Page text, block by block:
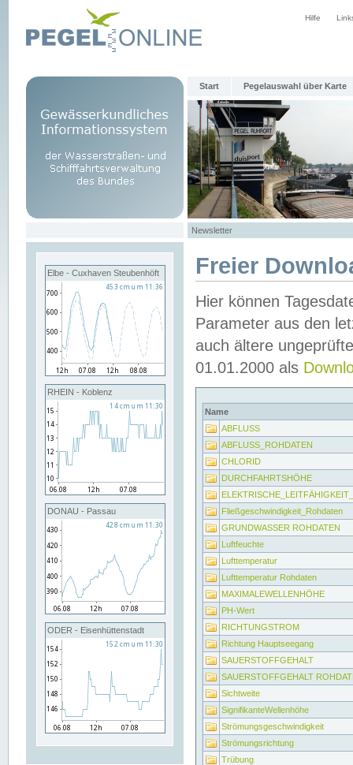
Hilfe
Start Pegelauswahl über Karte
Newsletter
Elbe - Cuxhaven Steubenhöft
RHEIN - Koblenz
DONAU - Passau
ODER - Eisenhüttenstadt
Freier
Hier können
Parameter aus den
auch ältere
01.01.2000 als
Name
ABFLUSS
ABFLUSS_ROHDATEN
CHLORID
DURCHFAHRTSHÖHE
Fließgeschwindigkeit_Rohdaten
GRUNDWASSER ROHDATEN
Luftfeuchte
Lufttemperatur
Lufttemperatur Rohdaten
MAXIMALEWELLENHÖHE
PH-Wert
RICHTUNGSTROM
Richtung Hauptseegang
SAUERSTOFFGEHALT
SAUERSTOFFGEHALT
Sichtweite
SignifikanteWellenhöhe
Strömungsgeschwindigkeit
Strömungsrichtung
Trübung